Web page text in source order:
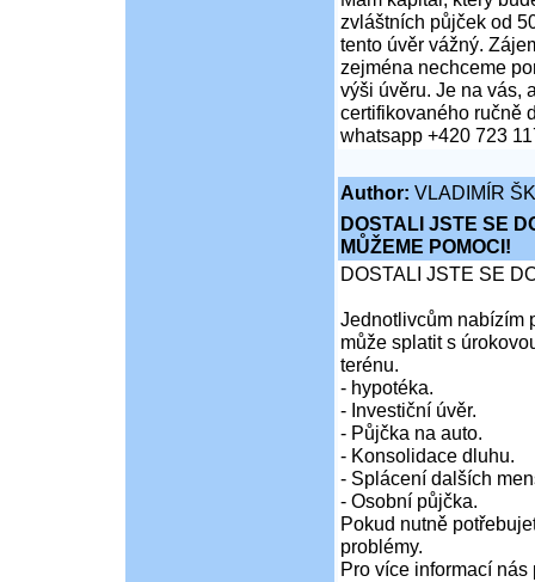
zvláštních půjček od
tento úvěr vážný.
zejména nechceme
výši úvěru. Je na vás,
certifikovaného ručně
whatsapp +420 723
Author: VLADIMÍR
DOSTALI JSTE SE
MŮŽEME POMOCI!
DOSTALI JSTE SE
Jednotlivcům nabízím
může splatit s
terénu.
- hypotéka.
- Investiční úvěr.
- Půjčka na auto.
- Konsolidace dluhu.
- Splácení dalších
- Osobní půjčka.
Pokud nutně
problémy.
Pro více informací nás